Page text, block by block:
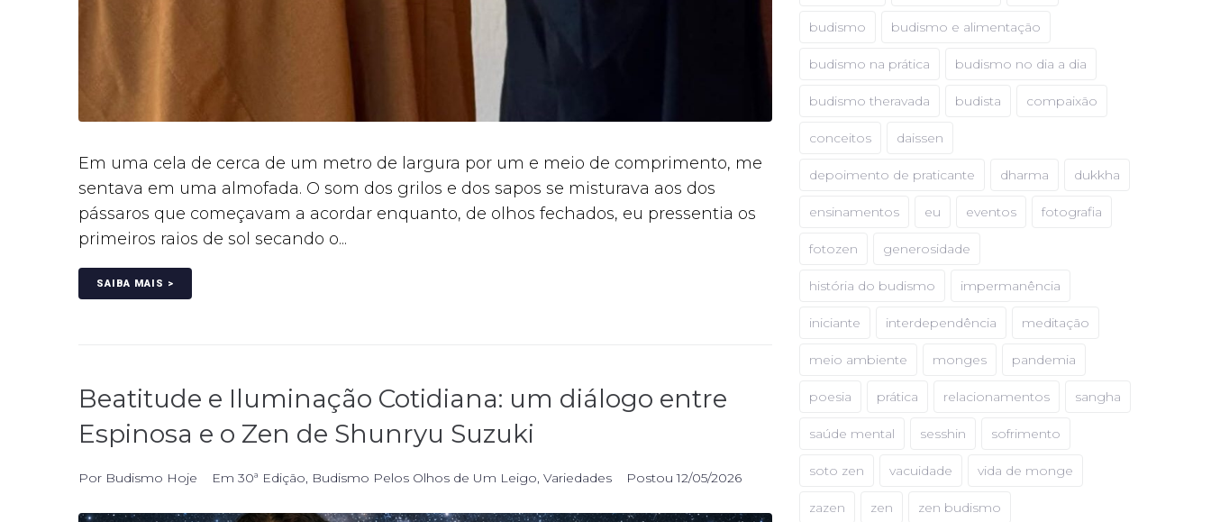
Em uma cela de cerca de um metro de largura por um e meio de comprimento, me
sentava em uma almofada. O som dos grilos e dos sapos se misturava aos dos
pássaros que começavam a acordar enquanto, de olhos fechados, eu pressentia os
primeiros raios de sol secando o...
SAIBA MAIS >
Beatitude e Iluminação Cotidiana: um diálogo entre
Espinosa e o Zen de Shunryu Suzuki
Por Budismo Hoje Em 30ª Edição, Budismo Pelos Olhos de Um Leigo, Variedades Postou12/05/2026
budismo budismo e alimentação
budismo na prática budismo no dia a dia
budismo theravada budista compaixão
conceitos daissen
depoimento de praticante dharma dukkha
ensinamentos eu eventos fotografia
fotozen generosidade
história do budismo impermanência
iniciante interdependência meditação
meio ambiente monges pandemia
poesia prática relacionamentos sangha
saúde mental sesshin sofrimento
soto zen vacuidade vida de monge
zazen zen zen budismo